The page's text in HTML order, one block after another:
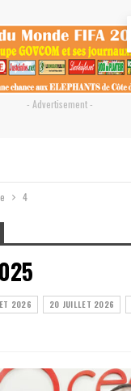
- Advertisement -
4
2026 20 JUILLET 2026